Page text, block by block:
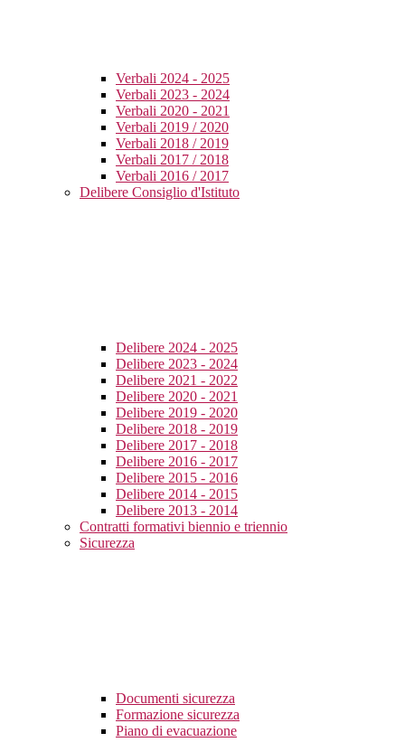
Verbali 2024 - 2025
Verbali 2023 - 2024
Verbali 2020 - 2021
Verbali 2019 / 2020
Verbali 2018 / 2019
Verbali 2017 / 2018
Verbali 2016 / 2017
Delibere Consiglio d'Istituto
Delibere 2024 - 2025
Delibere 2023 - 2024
Delibere 2021 - 2022
Delibere 2020 - 2021
Delibere 2019 - 2020
Delibere 2018 - 2019
Delibere 2017 - 2018
Delibere 2016 - 2017
Delibere 2015 - 2016
Delibere 2014 - 2015
Delibere 2013 - 2014
Contratti formativi biennio e triennio
Sicurezza
Documenti sicurezza
Formazione sicurezza
Piano di evacuazione